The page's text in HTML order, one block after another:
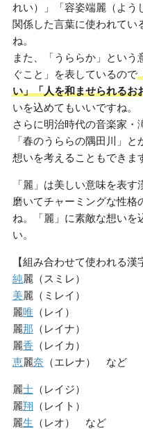
れい）」「容姿端麗（よう
関係した言葉に使われてい
ね。
また、「うららか」という
ぐこと」を表しているので
い」「人を和ませられるお
いを込めてもいいですね。
さらに明治時代の音楽家・
「春のうららの隅田川」
想いを考えることもできま
「麗」は美しい意味を表
磨いてチャーミングな性格
ね。「麗」に素敵な想いを
い。
【組み合わせて使われる漢
純麗（スミレ）
美麗（ミレイ）
麗唯（レイ）
麗那 （レイナ）
麗香 （レイカ）
恵麗奈 （エレナ） など
麗士（レイジ）
麗翔 （レイト）
麗生 （レオ） など